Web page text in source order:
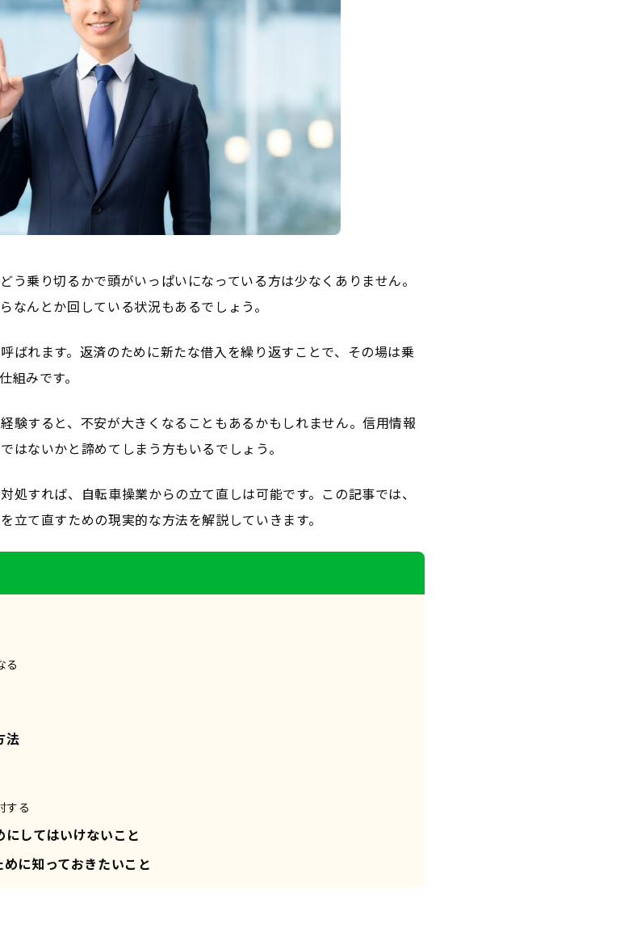
う乗り切るかで頭がいっぱいになっている方は少なくありません。
なんとか回している状況もあるでしょう。
ばれます。返済のために新たな借入を繰り返すことで、その場は乗
組みです。
験すると、不安が大きくなることもあるかもしれません。信用情報
はないかと諦めてしまう方もいるでしょう。
処すれば、自転車操業からの立て直しは可能です。この記事では、
立て直すための現実的な方法を解説していきます。
る
法
する
してはいけないこと
に知っておきたいこと